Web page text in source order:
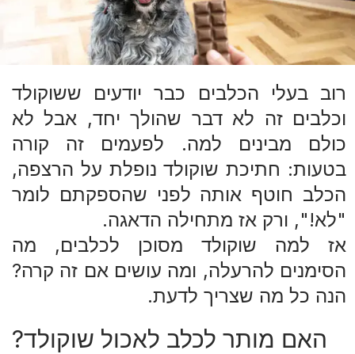
רוב בעלי הכלבים כבר יודעים ששוקולד
וכלבים זה לא דבר שהולך יחד, אבל לא
כולם מבינים למה. לפעמים זה קורה
בטעות: חתיכת שוקולד נופלת על הרצפה,
הכלב חוטף אותה לפני שהספקתם לומר
"לא!", ורק אז מתחילה הדאגה.
אז למה שוקולד מסוכן לכלבים, מה
הסימנים להרעלה, ומה עושים אם זה קרה?
הנה כל מה שצריך לדעת.
האם מותר לכלב לאכול שוקולד?